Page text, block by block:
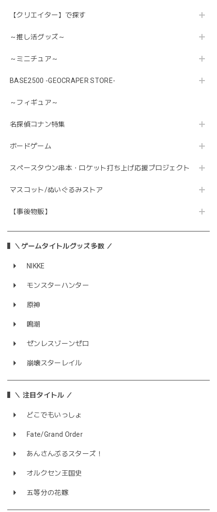
【クリエイター】で探す
～推し活グッズ～
～ミニチュア～
BASE2500 -GEOCRAPER STORE-
～フィギュア～
名探偵コナン特集
ボードゲーム
スペースタウン串本・ロケット打ち上げ応援プロジェクト
マスコット/ぬいぐるみストア
【事後物販】
＼ゲームタイトルグッズ多数 ／
NIKKE
モンスターハンター
原神
鳴潮
ゼンレスゾーンゼロ
崩壊スターレイル
＼ 注目タイトル ／
どこでもいっしょ
Fate/Grand Order
あんさんぶるスターズ！
オルクセン王国史
五等分の花嫁